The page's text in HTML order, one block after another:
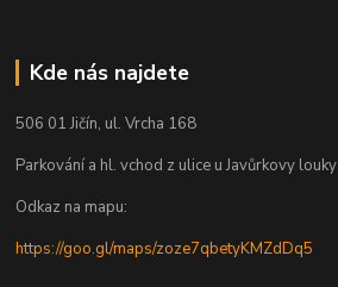
Kde nás najdete
506 01 Jičín, ul. Vrcha 168
Parkování a hl. vchod z ulice u Javůrkovy louky
Odkaz na mapu:
https://goo.gl/maps/zoze7qbetyKMZdDq5